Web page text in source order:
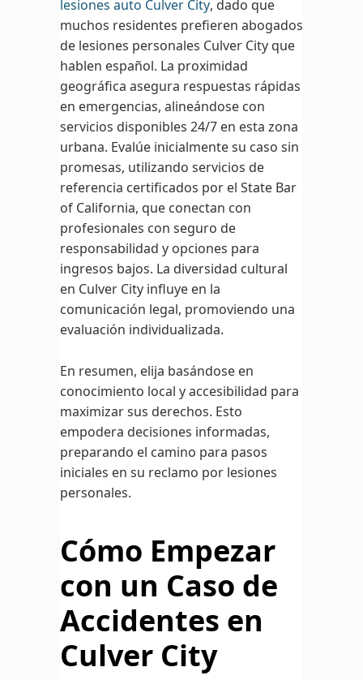
lesiones auto Culver City, dado que
muchos residentes prefieren abogados
de lesiones personales Culver City que
hablen español. La proximidad
geográfica asegura respuestas rápidas
en emergencias, alineándose con
servicios disponibles 24/7 en esta zona
urbana. Evalúe inicialmente su caso sin
promesas, utilizando servicios de
referencia certificados por el State Bar
of California, que conectan con
profesionales con seguro de
responsabilidad y opciones para
ingresos bajos. La diversidad cultural
en Culver City influye en la
comunicación legal, promoviendo una
evaluación individualizada.
En resumen, elija basándose en
conocimiento local y accesibilidad para
maximizar sus derechos. Esto
empodera decisiones informadas,
preparando el camino para pasos
iniciales en su reclamo por lesiones
personales.
Cómo Empezar
con un Caso de
Accidentes en
Culver City